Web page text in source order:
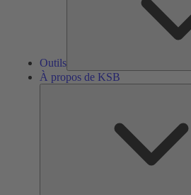
Outils
À propos de KSB